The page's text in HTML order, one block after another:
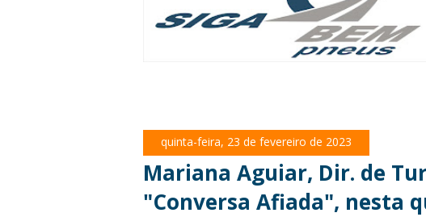
quinta-feira, 23 de fevereiro de 2023
Mariana Aguiar, Dir. de
"Conversa Afiada", nesta